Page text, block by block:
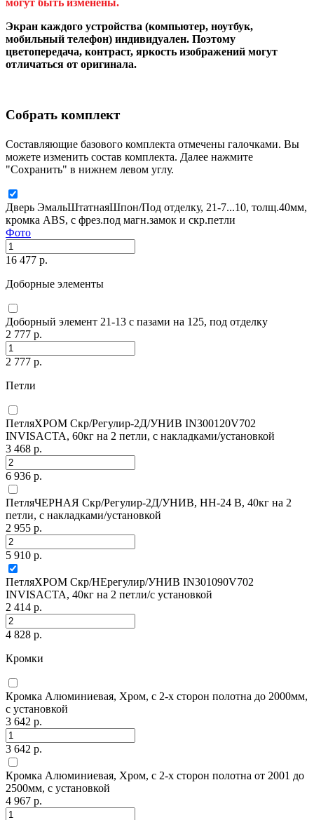
Экран каждого устройства (компьютер, ноутбук,
мобильный телефон) индивидуален. Поэтому
цветопередача, контраст, яркость изображений могут
отличаться от оригинала.
Собрать комплект
Составляющие базового комплекта отмечены галочками. Вы
можете изменить состав комплекта. Далее нажмите
"Сохранить" в нижнем левом углу.
Дверь ЭмальШтатнаяШпон/Под отделку, 21-7...10, толщ.40мм,
кромка ABS, с фрез.под магн.замок и скр.петли
Фото
16 477 р.
Доборные элементы
Доборный элемент 21-13 с пазами на 125, под отделку
2 777 р.
2 777 р.
Петли
ПетляХРОМ Скр/Регулир-2Д/УНИВ IN300120V702
INVISACTA, 60кг на 2 петли, с накладками/установкой
3 468 р.
6 936 р.
ПетляЧЕРНАЯ Скр/Регулир-2Д/УНИВ, HH-24 В, 40кг на 2
петли, с накладками/установкой
2 955 р.
5 910 р.
ПетляХРОМ Скр/НЕрегулир/УНИВ IN301090V702
INVISACTA, 40кг на 2 петли/с установкой
2 414 р.
4 828 р.
Кромки
Кромка Алюминиевая, Хром, с 2-х сторон полотна до 2000мм,
с установкой
3 642 р.
3 642 р.
Кромка Алюминиевая, Хром, с 2-х сторон полотна от 2001 до
2500мм, с установкой
4 967 р.